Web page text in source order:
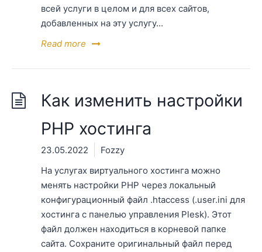
всей услуги в целом и для всех сайтов,
добавленных на эту услугу...
Read more
Как изменить настройки
PHP хостинга
23.05.2022
Fozzy
На услугах виртуального хостинга можно
менять настройки PHP через локальный
конфигурационный файл .htaccess (.user.ini для
хостинга с панелью управления Plesk). Этот
файл должен находиться в корневой папке
сайта. Сохраните оригинальный файл перед